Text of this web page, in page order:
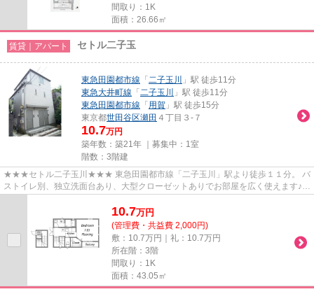
間取り：1K
面積：26.66㎡
賃貸｜アパート セトル二子玉
東急田園都市線 「 二子玉川
」駅 徒歩11分
東急大井町線 「 二子玉川
」駅 徒歩11分
東急田園都市線 「 用賀 」駅 徒歩15分
東京都世田谷区瀬田 ４丁目３-７
10.7万円
築年数：築21年 ｜募集中： 1室
階数：3階建
★★★セトル二子玉川★★★ 東急田園都市線「二子玉川」駅より徒歩１１分。 バ
ストイレ別、独立洗面台あり、大型クローゼットありでお部屋を広く使えます♪
10.7万円
(管理費・共益費 2,000円)
敷：10.7万円｜礼：10.7万円
所在階：3階
間取り：1K
面積：43.05㎡